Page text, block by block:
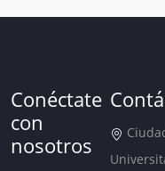
Conéctate
con
nosotros